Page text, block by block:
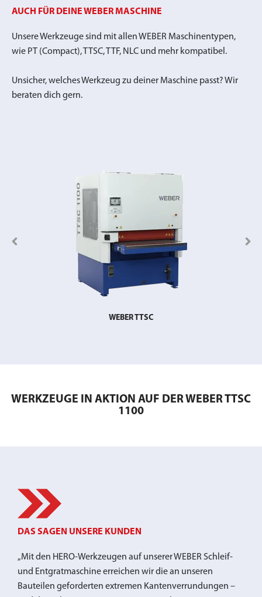
AUCH FÜR DEINE WEBER MASCHINE
Unsere Werkzeuge sind mit allen WEBER Maschinentypen,
wie PT (Compact), TTSC, TTF, NLC und mehr kompatibel.
Unsicher, welches Werkzeug zu deiner Maschine passt? Wir
beraten dich gern.
WEBER TTSC
WERKZEUGE IN AKTION AUF DER WEBER TTSC
1100
DAS SAGEN UNSERE KUNDEN
„Mit den HERO-Werkzeugen auf unserer WEBER Schleif-
und Entgratmaschine erreichen wir die an unseren
Bauteilen geforderten extremen Kantenverrundungen –